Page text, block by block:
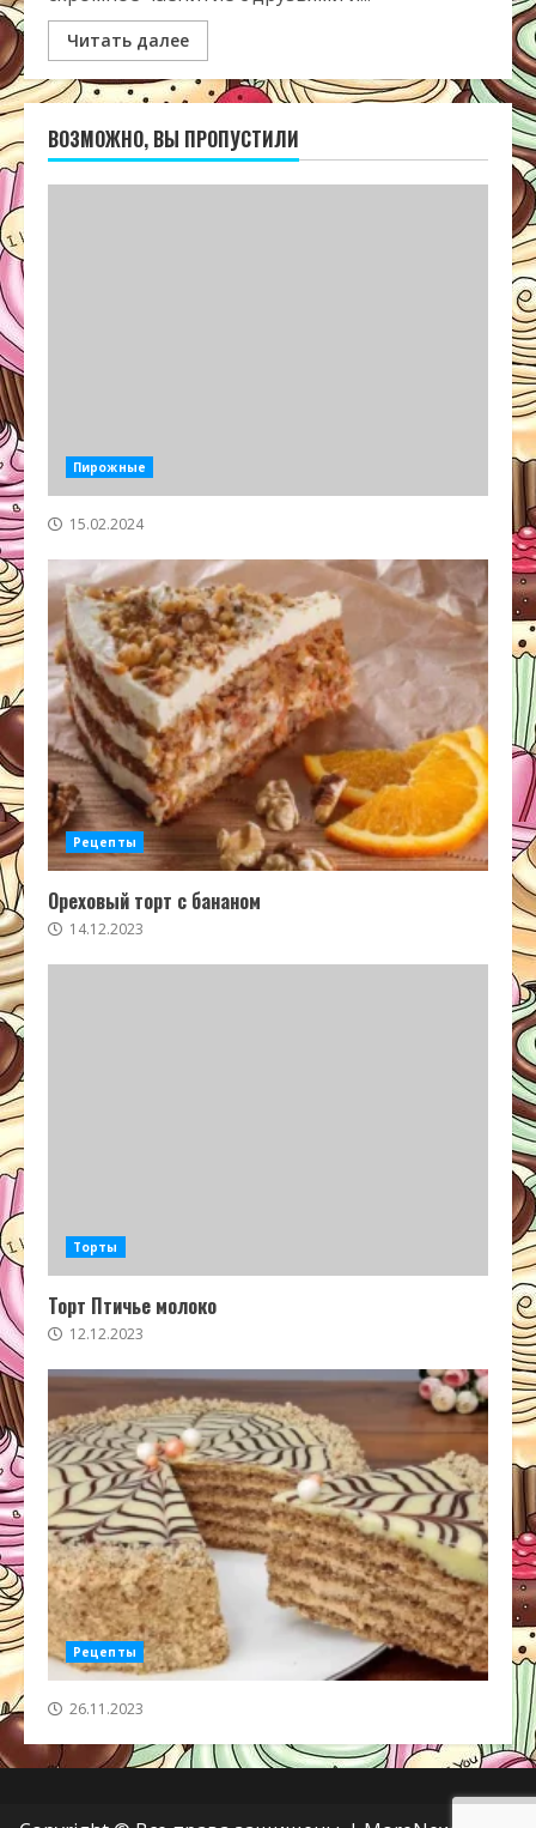
Читать далее
ВОЗМОЖНО, ВЫ ПРОПУСТИЛИ
Пирожные
15.02.2024
Рецепты
Ореховый торт с бананом
14.12.2023
Торты
Торт Птичье молоко
12.12.2023
Рецепты
26.11.2023